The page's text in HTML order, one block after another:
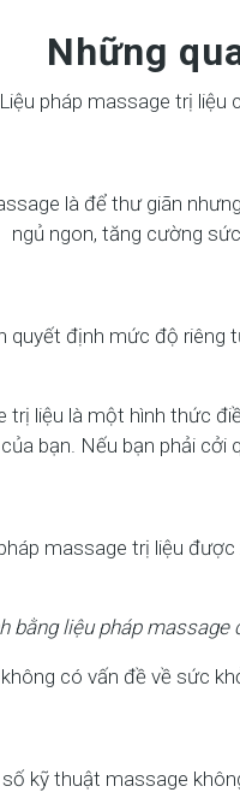
Những
Liệu pháp massage trị liệu
là để thư giãn
ngủ ngon, tăng cường
quyết định mức độ
trị liệu là một hình thức
bạn. Nếu bạn phải
massage trị liệu
bằng liệu pháp
có vấn đề về sức
kỹ thuật massage